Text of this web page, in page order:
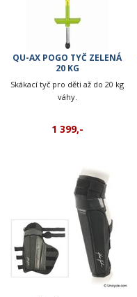
QU-AX POGO TYČ ZELENÁ
20 KG
Skákací tyč pro děti až do 20 kg
váhy.
1 399,-